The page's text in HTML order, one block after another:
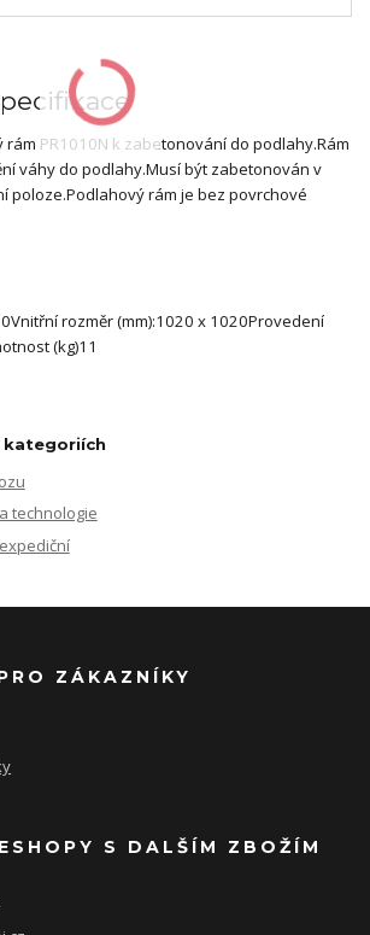
PR1010N k zabetonování do podlahy.Rám
váhy do podlahy.Musí být zabetonován v
poloze.Podlahový rám je bez povrchové
rozměr (mm):1020 x 1020Provedení
(kg)11
kategoriích
technologie
ZÁKAZNÍKY
S DALŠÍM ZBOŽÍM